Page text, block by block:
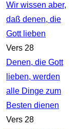
Wir wissen aber,
daß denen, die
Gott lieben
Vers 28
Denen, die Gott
lieben, werden
alle Dinge zum
Besten dienen
Vers 28